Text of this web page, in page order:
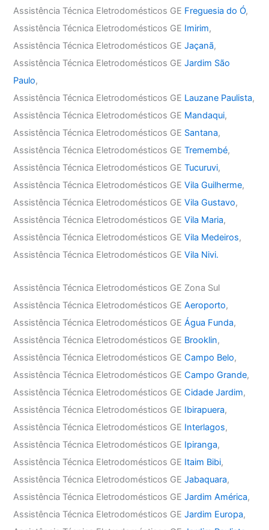
Assistência Técnica Eletrodomésticos GE Freguesia do Ó,
Assistência Técnica Eletrodomésticos GE Imirim,
Assistência Técnica Eletrodomésticos GEJaçanã,
Assistência Técnica Eletrodomésticos GEJardim São
Paulo,
Assistência Técnica Eletrodomésticos GE Lauzane Paulista,
Assistência Técnica Eletrodomésticos GE Mandaqui,
Assistência Técnica Eletrodomésticos GE Santana,
Assistência Técnica Eletrodomésticos GETremembé,
Assistência Técnica Eletrodomésticos GETucuruvi,
Assistência Técnica Eletrodomésticos GEVila Guilherme,
Assistência Técnica Eletrodomésticos GEVila Gustavo,
Assistência Técnica Eletrodomésticos GEVila Maria,
Assistência Técnica Eletrodomésticos GEVila Medeiros,
Assistência Técnica Eletrodomésticos GEVila Nivi.
Assistência Técnica Eletrodomésticos GE Zona Sul
Assistência Técnica Eletrodomésticos GEAeroporto,
Assistência Técnica Eletrodomésticos GEÁgua Funda,
Assistência Técnica Eletrodomésticos GE Brooklin,
Assistência Técnica Eletrodomésticos GECampo Belo,
Assistência Técnica Eletrodomésticos GECampo Grande,
Assistência Técnica Eletrodomésticos GECidade Jardim,
Assistência Técnica Eletrodomésticos GE Ibirapuera,
Assistência Técnica Eletrodomésticos GE Interlagos,
Assistência Técnica Eletrodomésticos GE Ipiranga,
Assistência Técnica Eletrodomésticos GE Itaim Bibi,
Assistência Técnica Eletrodomésticos GEJabaquara,
Assistência Técnica Eletrodomésticos GEJardim América,
Assistência Técnica Eletrodomésticos GEJardim Europa,